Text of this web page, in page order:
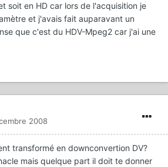
soit en HD car lors de l'acquisition je
et j'avais fait auparavant un
que c'est du HDV-Mpeg2 car j'ai une
2008
transformé en downconvertion DV?
mais quelque part il doit te donner